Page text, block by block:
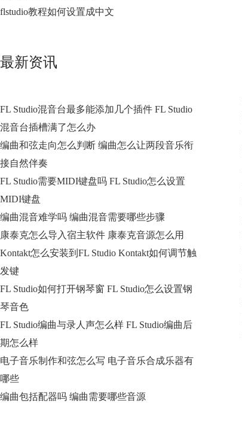
flstudio教程如何设置成中文
最新资讯
FL Studio混音台最多能添加几个插件 FL Studio
混音台插槽满了怎么办
编曲和弦走向怎么判断 编曲怎么让两段音乐衔
接自然伴奏
FL Studio需要MIDI键盘吗 FL Studio怎么设置
MIDI键盘
编曲混音难学吗 编曲混音需要哪些步骤
康泰克怎么导入宿主软件 康泰克音源怎么用
Kontakt怎么安装到FL Studio Kontakt如何调节触
发键
FL Studio如何打开钢琴窗 FL Studio怎么设置钢
琴音色
FL Studio编曲与录人声怎么样 FL Studio编曲后
期怎么样
电子音乐制作和弦怎么写 电子音乐合成乐器有
哪些
编曲包括配器吗 编曲需要哪些音源